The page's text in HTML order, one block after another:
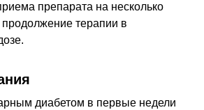
препарата на несколько
терапии в
диабетом в первые недели